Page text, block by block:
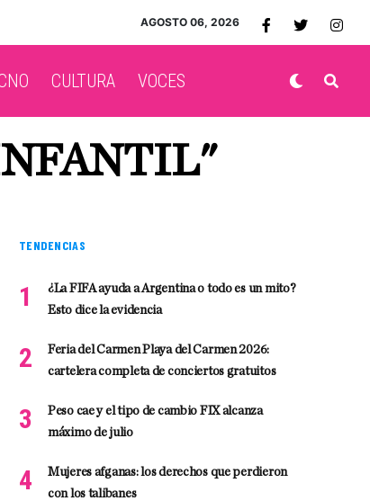
AGOSTO 06, 2026
CULTURA VOCES
TENDENCIAS
¿La FIFA ayuda a Argentina o todo es un mito?
Esto dice la evidencia
Feria del Carmen Playa del Carmen 2026:
cartelera completa de conciertos gratuitos
Peso cae y el tipo de cambio FIX alcanza
máximo de julio
Mujeres afganas: los derechos que perdieron
con los talibanes